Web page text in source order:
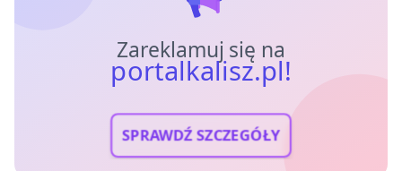
Zareklamuj się na
portalkalisz.pl!
SPRAWDŹ SZCZEGÓŁY